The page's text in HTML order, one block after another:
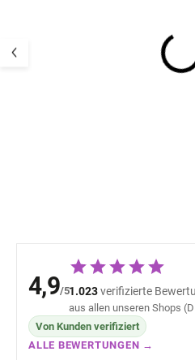
4,9/51.023verifizierte
aus allen unseren Shops (DE
Von Kunden verifiziert
ALLE BEWERTUNGEN →